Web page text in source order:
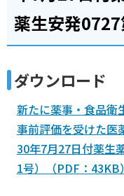
薬生安発0727
ダウンロード
新たに薬事・食品衛
事前評価を受けた医
30年7月27日付薬生
1号）（PDF：43KB）